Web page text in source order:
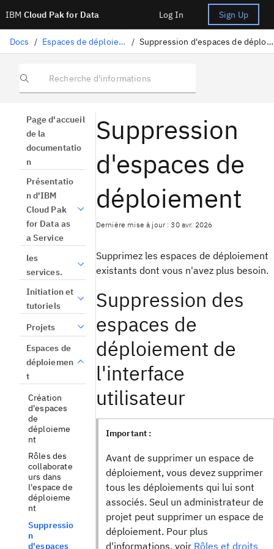
IBM Cloud Pak for Data Log In Sign Up
Docs / Espaces de déploiement / Suppression d'espaces de déploiement
Recherche d'informations
Page d'accueil
de la
documentatio
n
Présentatio
n d'IBM
Cloud Pak
for Data as
a Service
les
services.
Initiation et
tutoriels
Projets
Espaces de
déploiemen
t
Création
d'espaces
de
déploieme
nt
Rôles des
collaborate
urs dans
l'espace de
déploieme
nt
Suppressio
n
d'espaces
Suppression
d'espaces de
déploiement
Dernière mise à jour : 30 avr. 2026
Supprimez les espaces de déploiement
existants dont vous n'avez plus besoin.
Suppression des
espaces de
déploiement de
l'interface
utilisateur
Important :
Avant de supprimer un espace de
déploiement, vous devez supprimer
tous les déploiements qui lui sont
associés. Seul un administrateur de
projet peut supprimer un espace de
déploiement. Pour plus
d'informations, voir Rôles et droits